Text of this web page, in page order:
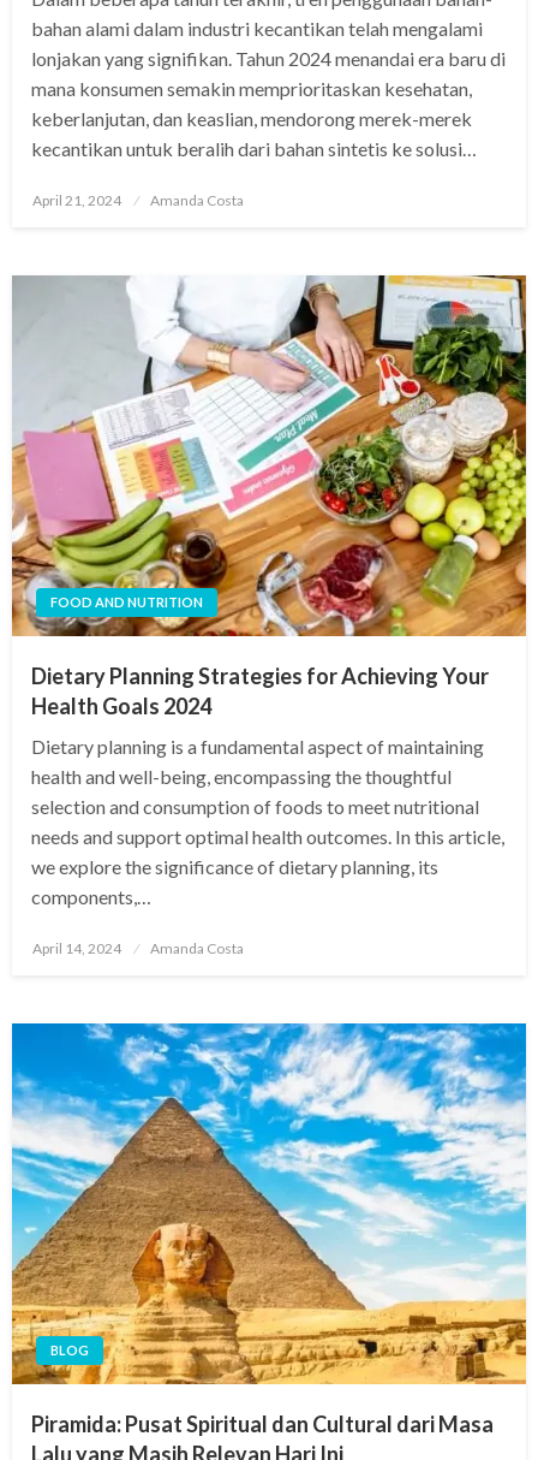
bahan alami dalam industri kecantikan telah mengalami
lonjakan yang signifikan. Tahun 2024 menandai era baru di
mana konsumen semakin memprioritaskan kesehatan,
keberlanjutan, dan keaslian, mendorong merek-merek
kecantikan untuk beralih dari bahan sintetis ke solusi…
Posted
April 21, 2024 Amanda Costa
FOOD AND NUTRITION
Dietary Planning Strategies for Achieving Your
Health Goals 2024
Dietary planning is a fundamental aspect of maintaining
health and well-being, encompassing the thoughtful
selection and consumption of foods to meet nutritional
needs and support optimal health outcomes. In this article,
we explore the significance of dietary planning, its
components,…
Posted
April 14, 2024 Amanda Costa
BLOG
Piramida: Pusat Spiritual dan Cultural dari Masa
Lalu yang Masih Relevan Hari Ini